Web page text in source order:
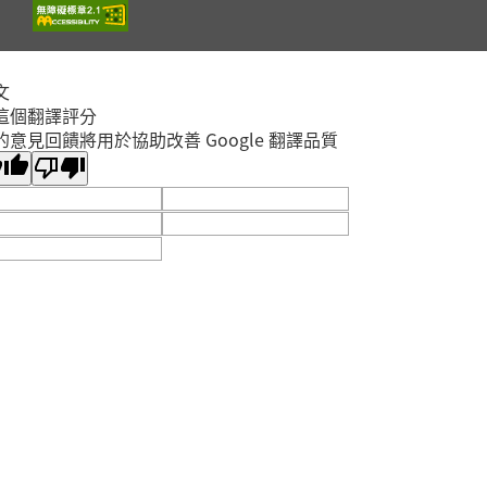
淡水竹圍分館
淡水區
閱讀主題研習班《心的
溫暖冒險--科學實驗室
裡的放電章魚》
2026年08月29日
個翻譯評分
意見回饋將用於協助改善 Google 翻譯品質